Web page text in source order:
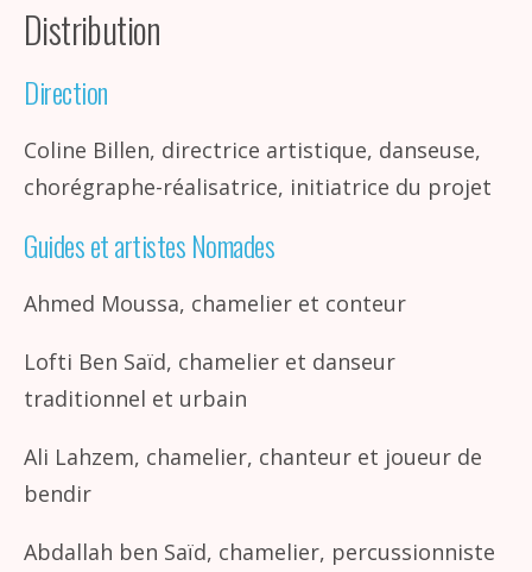
Distribution
Direction
Coline Billen, directrice artistique, danseuse,
chorégraphe-réalisatrice, initiatrice du projet
Guides et artistes Nomades
Ahmed Moussa, chamelier et conteur
Lofti Ben Saïd, chamelier et danseur
traditionnel et urbain
Ali Lahzem, chamelier, chanteur et joueur de
bendir
Abdallah ben Saïd, chamelier, percussionniste